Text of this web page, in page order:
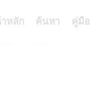
หลัก ค้นหา คู่มือ